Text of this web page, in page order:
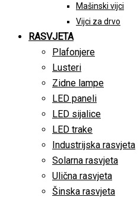
Mašinski vijci
Vijci za drvo
RASVJETA
Plafonjere
Lusteri
Zidne lampe
LED paneli
LED sijalice
LED trake
Industrijska rasvjeta
Solarna rasvjeta
Ulična rasvjeta
Šinska rasvjeta